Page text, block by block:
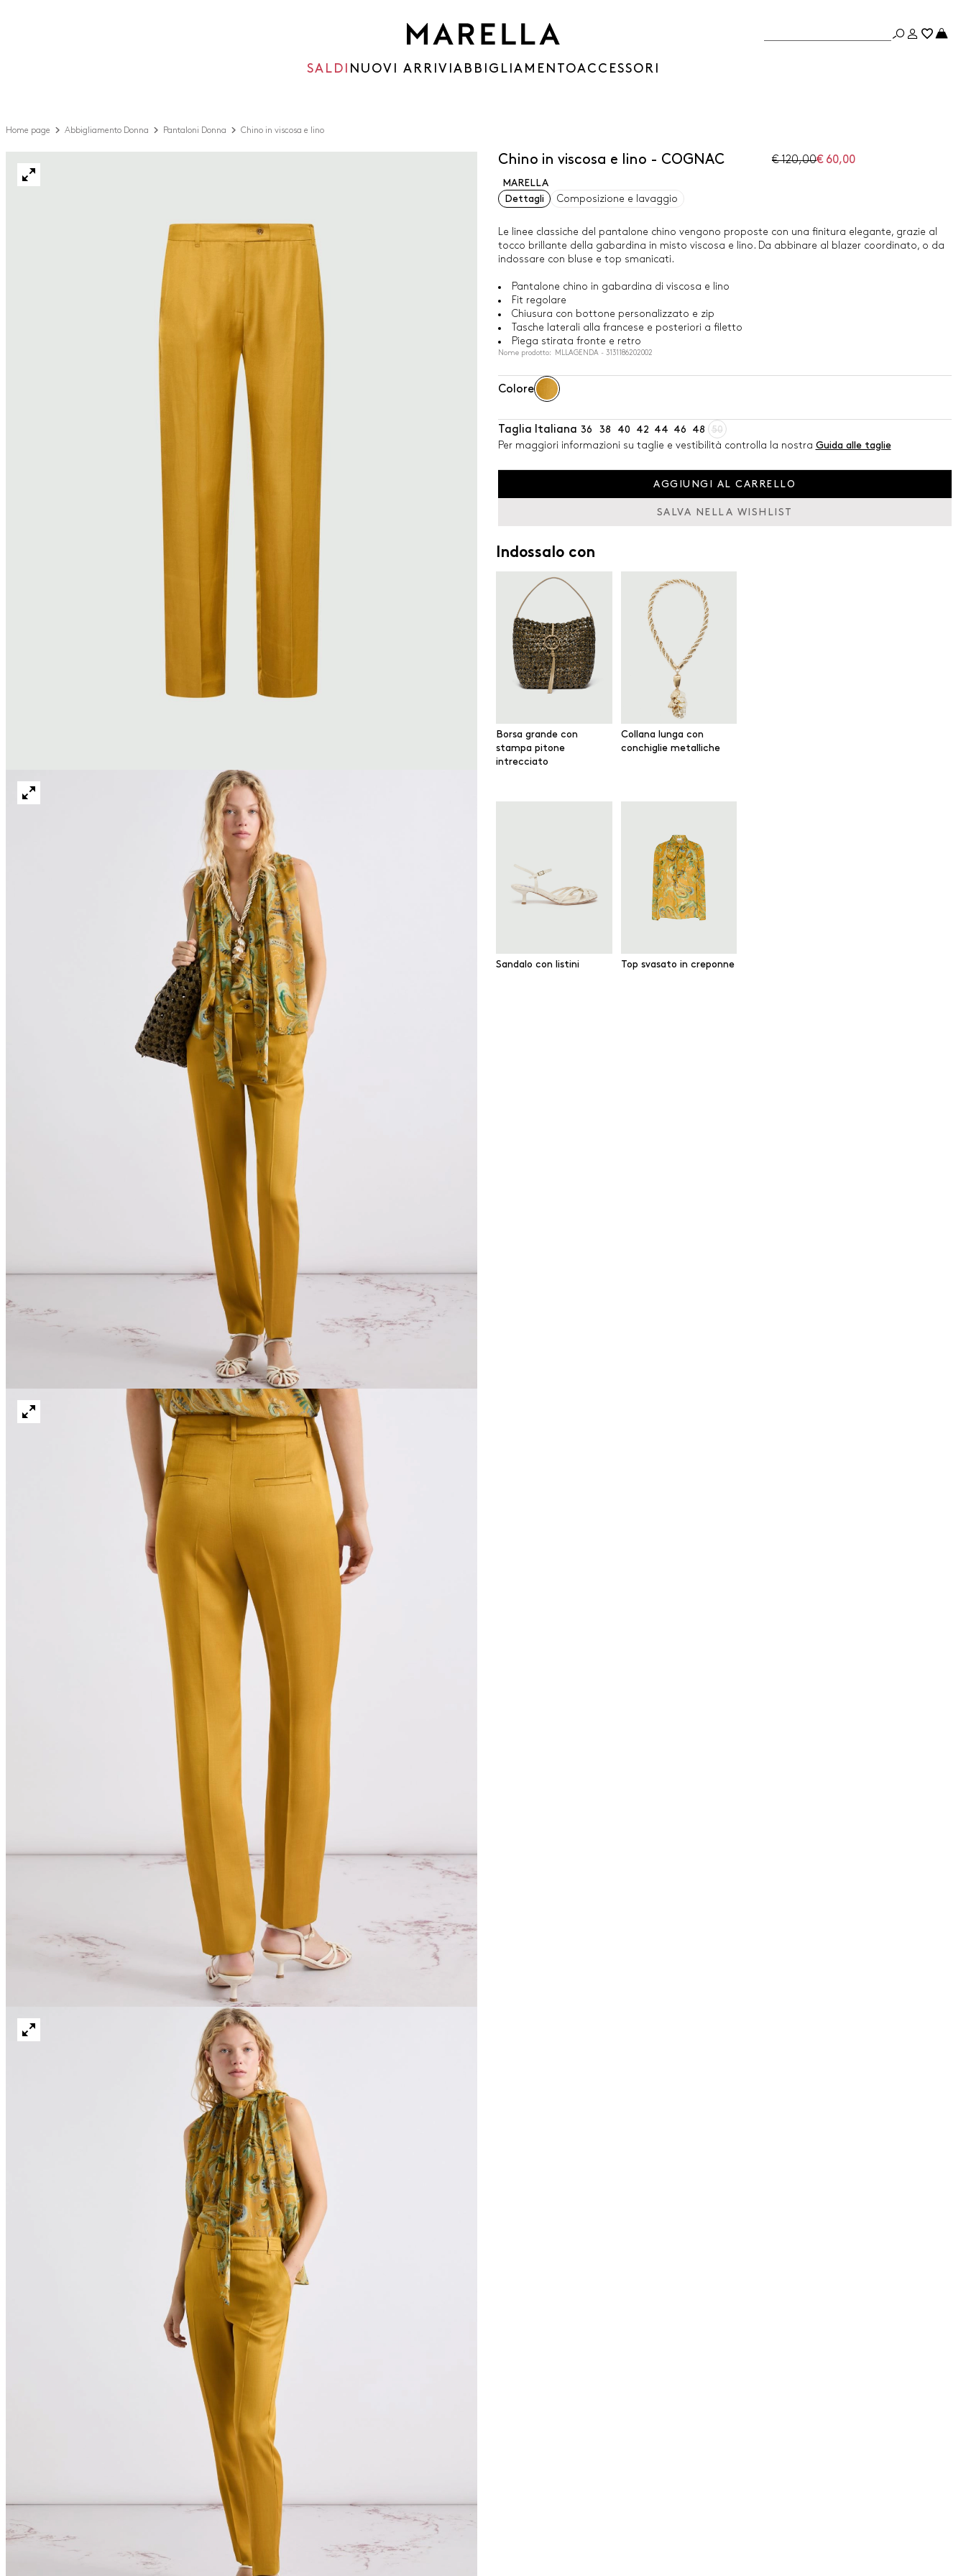
SALDI NUOVI ARRIVI ABBIGLIAMENTOACCESSORI
Home page Abbigliamento Donna Pantaloni Donna Chino in viscosa e lino
Chino in viscosa e lino - COGNAC € 120,00€ 60,00
MARELLA
Dettagli
Composizione e lavaggio
Le linee classiche del pantalone chino vengono proposte con una finitura elegante, grazie al
tocco brillante della gabardina in misto viscosa e lino. Da abbinare al blazer coordinato, o da
indossare con bluse e top smanicati.
Pantalone chino in gabardina di viscosa e lino
Fit regolare
Chiusura con bottone personalizzato e zip
Tasche laterali alla francese e posteriori a filetto
Piega stirata fronte e retro
Nome prodotto: MLLAGENDA - 3131186202002
Colore
Taglia Italiana 36 38 40 42 44 46 48
50
Per maggiori informazioni su taglie e vestibilità controlla la nostra Guida alle taglie
AGGIUNGI AL CARRELLO
SALVA NELLA WISHLIST
Indossalo con
Borsa grande con
stampa pitone
intrecciato
Collana lunga con
conchiglie metalliche
Sandalo con listini Top svasato in creponne